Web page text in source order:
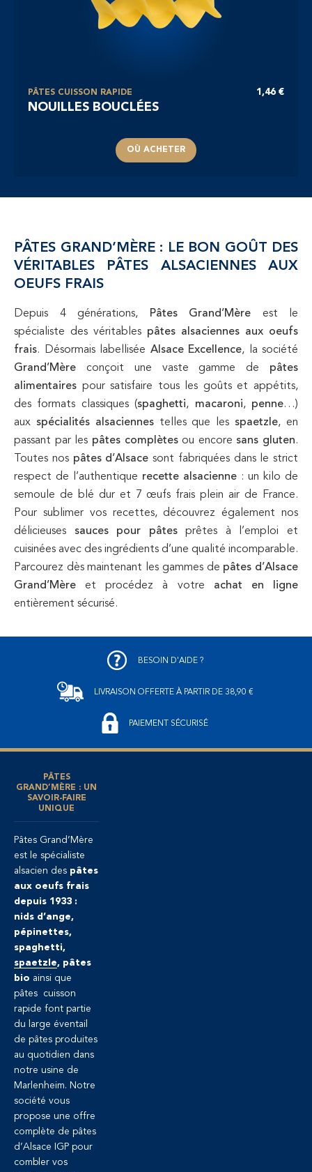
PÂTES CUISSON RAPIDE 1,46 €
NOUILLES BOUCLÉES
OÙ ACHETER
PÂTES GRAND’MÈRE : LE BON GOÛT DES
VÉRITABLES PÂTES ALSACIENNES AUX
OEUFS FRAIS
Depuis 4 générations, Pâtes Grand’Mère est le
spécialiste des véritables pâtes alsaciennes aux oeufs
frais. Désormais labellisée Alsace Excellence, la société
Grand’Mère conçoit une vaste gamme de pâtes
alimentaires pour satisfaire tous les goûts et appétits,
des formats classiques (spaghetti, macaroni, penne…)
aux spécialités alsaciennestelles que les spaetzle, en
passant par les pâtes complètesou encore sans gluten.
Toutes nos pâtes d’Alsace sont fabriquées dans le strict
respect de l’authentique recette alsacienne : un kilo de
semoule de blé dur et 7 œufs frais plein air de France.
Pour sublimer vos recettes, découvrez également nos
délicieuses sauces pour pâtesprêtes à l’emploi et
cuisinées avec des ingrédients d’une qualité incomparable.
Parcourez dès maintenant les gammes de pâtes d’Alsace
Grand’Mère et procédez à votre achat en ligne
entièrement sécurisé.
BESOIN D'AIDE ?
LIVRAISON OFFERTE À PARTIR DE 38,90 €
PAIEMENT SÉCURISÉ
PÂTES
GRAND’MÈRE : UN
SAVOIR-FAIRE
UNIQUE
Pâtes Grand’Mère
est le spécialiste
alsacien des pâtes
aux oeufs frais
depuis 1933 :
nids d’ange,
pépinettes,
spaghetti,
spaetzle, pâtes
bio ainsi que
pâtes cuisson
rapide font partie
du large éventail
de pâtes produites
au quotidien dans
notre usine de
Marlenheim. Notre
société vous
propose une offre
complète de pâtes
d’Alsace IGP pour
combler vos